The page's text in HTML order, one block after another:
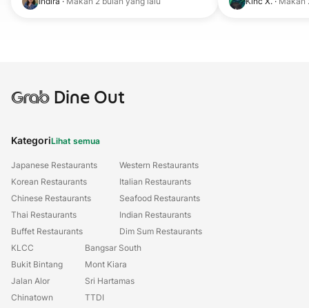
GrabDine Out
KategoriLihat semua
Japanese Restaurants
Korean Restaurants
Chinese Restaurants
Thai Restaurants
Buffet Restaurants
Western Restaurants
Italian Restaurants
Seafood Restaurants
Indian Restaurants
Dim Sum Restaurants
KLCC
Bukit Bintang
Jalan Alor
Chinatown
Bangsar South
Mont Kiara
Sri Hartamas
TTDI